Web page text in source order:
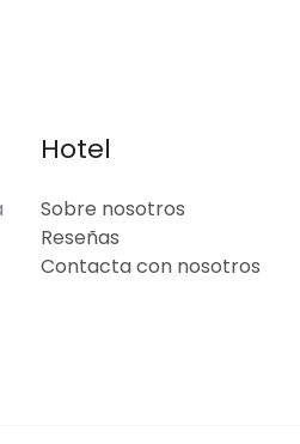
Hotel
Sobre nosotros
Reseñas
Contacta con nosotros